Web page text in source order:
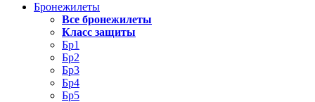
Бронежилеты
Все бронежилеты
Класс защиты
Бр1
Бр2
Бр3
Бр4
Бр5